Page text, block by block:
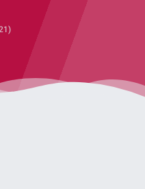
)